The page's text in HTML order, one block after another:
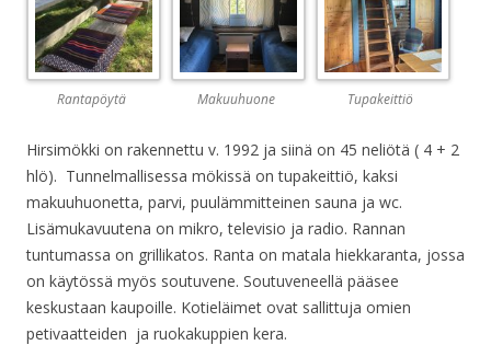
Rantapöytä Makuuhuone Tupakeittiö
Hirsimökki on rakennettu v. 1992 ja siinä on 45 neliötä ( 4 + 2
hlö). Tunnelmallisessa mökissä on tupakeittiö, kaksi
makuuhuonetta, parvi, puulämmitteinen sauna ja wc.
Lisämukavuutena on mikro, televisio ja radio. Rannan
tuntumassa on grillikatos. Ranta on matala hiekkaranta, jossa
on käytössä myös soutuvene. Soutuveneellä pääsee
keskustaan kaupoille. Kotieläimet ovat sallittuja omien
petivaatteiden ja ruokakuppien kera.